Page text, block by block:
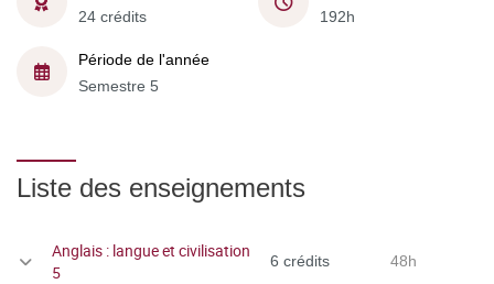
24 crédits
192h
Période de l'année
Semestre 5
Liste des enseignements
Anglais : langue et civilisation
5
6 crédits 48h